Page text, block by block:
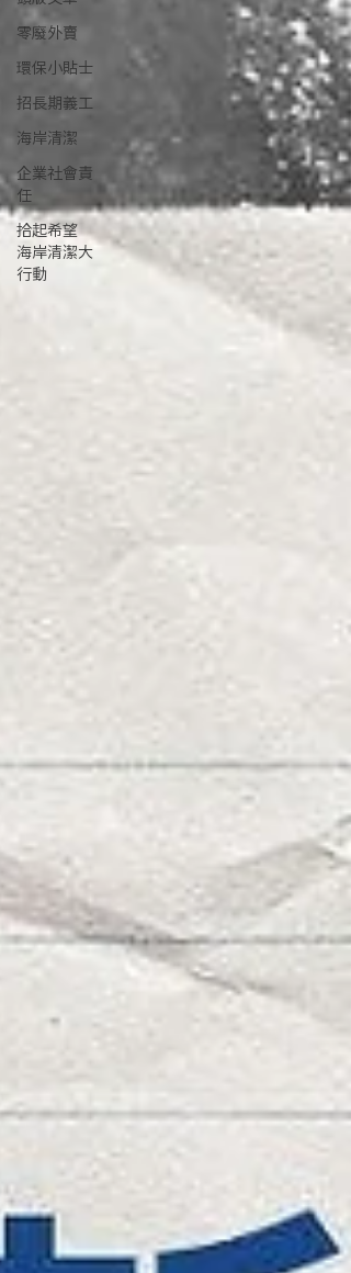
零廢外賣
環保小貼士
招長期義工
海岸清潔
企業社會責
任
拾起希望
海岸清潔大
行動